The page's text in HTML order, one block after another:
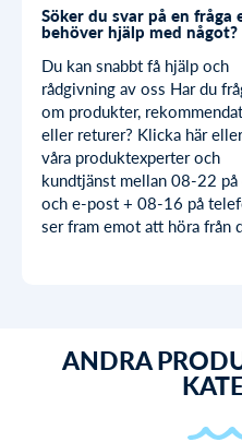
Söker du svar på en fråga
behöver hjälp med något?
Du kan snabbt få hjälp och
rådgivning av oss Har du
om produkter,
eller returer? Klicka här
våra produktexperter och
kundtjänst mellan 08-22 på
och e-post + 08-16 på
ser fram emot att höra från
ANDRA